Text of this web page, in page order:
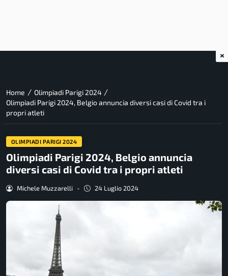
Home / Olimpiadi Parigi 2024 /
Olimpiadi Parigi 2024, Belgio annuncia diversi casi di Covid tra i
propri atleti
OLIMPIADI PARIGI 2024
Olimpiadi Parigi 2024, Belgio annuncia
diversi casi di Covid tra i propri atleti
Michele Muzzarelli - 24 Luglio 2024
×